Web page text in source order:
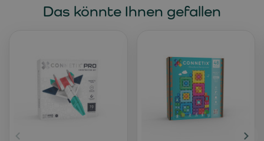
Das könnte Ihnen gefallen